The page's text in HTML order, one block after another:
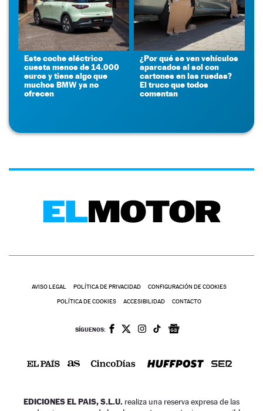
Este coche eléctrico
cuesta menos de 14.000
euros y tiene algo que
muchos BMW ya no
ofrecen
¿Por qué se ven vehículos
aparcados al sol con
cartones en las ruedas?
El truco que todos
comentan
AVISO LEGAL POLÍTICA DE PRIVACIDAD CONFIGURACIÓN DE COOKIES
POLÍTICA DE COOKIES ACCESIBILIDAD CONTACTO
SÍGUENOS:
EDICIONES EL PAIS, S.L.U. realiza una reserva expresa de las